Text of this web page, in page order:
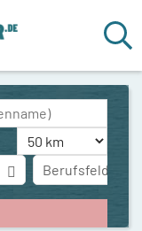
Berufsfeld